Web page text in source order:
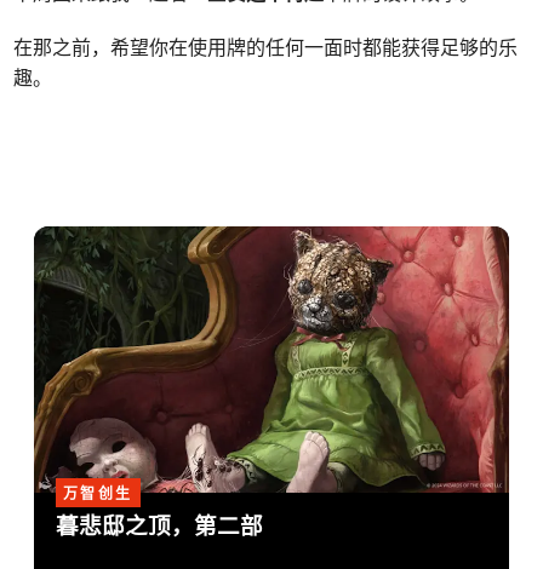
在那之前，希望你在使用牌的任何一面时都能获得足够的乐
趣。
万智创生
暮悲邸之顶，第二部